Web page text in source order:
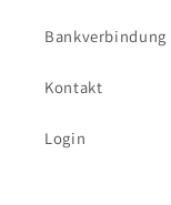
Bankverbindung
Kontakt
Login